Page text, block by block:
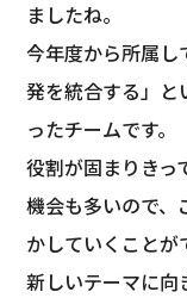
ましたね。
今年度から所属
発を統合する」
ったチームです。
役割が固まりきっ
機会も多いので、
かしていくことが
新しいテーマに向